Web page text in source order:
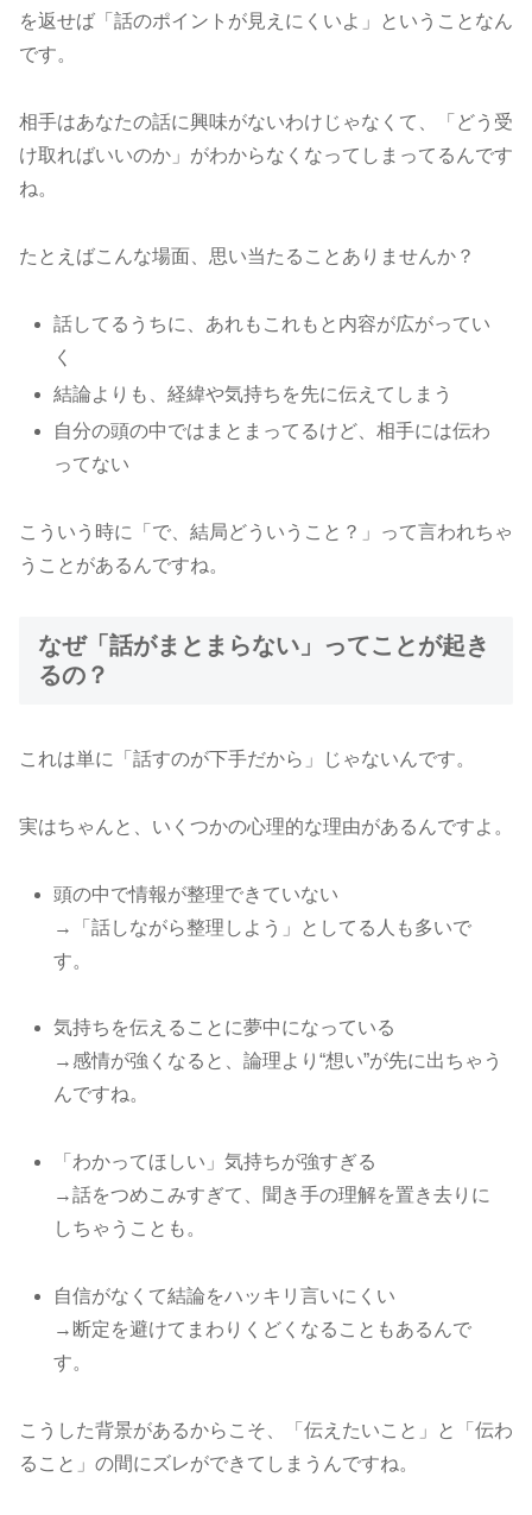
を返せば「話のポイントが見えにくいよ」ということなん
です。
相手はあなたの話に興味がないわけじゃなくて、「どう受
け取ればいいのか」がわからなくなってしまってるんです
ね。
たとえばこんな場面、思い当たることありませんか？
話してるうちに、あれもこれもと内容が広がってい
く
結論よりも、経緯や気持ちを先に伝えてしまう
自分の頭の中ではまとまってるけど、相手には伝わ
ってない
こういう時に「で、結局どういうこと？」って言われちゃ
うことがあるんですね。
なぜ「話がまとまらない」ってことが起き
るの？
これは単に「話すのが下手だから」じゃないんです。
実はちゃんと、いくつかの心理的な理由があるんですよ。
頭の中で情報が整理できていない
→「話しながら整理しよう」としてる人も多いで
す。
気持ちを伝えることに夢中になっている
→感情が強くなると、論理より“想い”が先に出ちゃう
んですね。
「わかってほしい」気持ちが強すぎる
→話をつめこみすぎて、聞き手の理解を置き去りに
しちゃうことも。
自信がなくて結論をハッキリ言いにくい
→断定を避けてまわりくどくなることもあるんで
す。
こうした背景があるからこそ、「伝えたいこと」と「伝わ
ること」の間にズレができてしまうんですね。